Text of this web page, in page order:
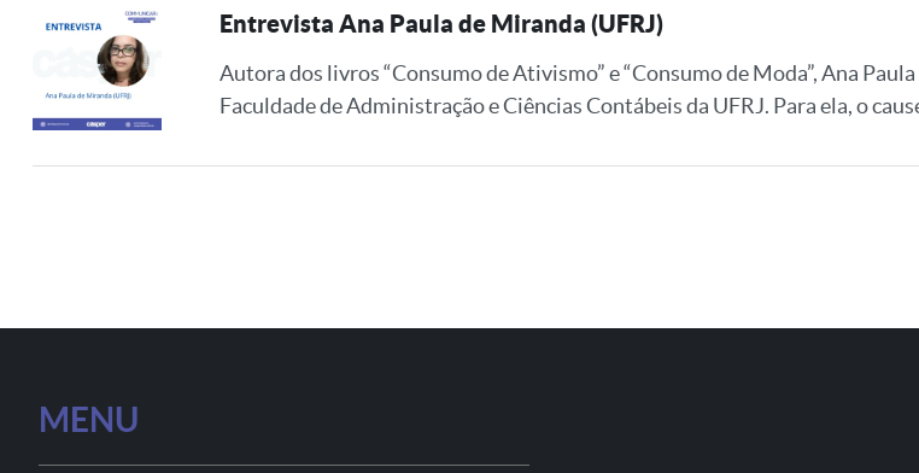
Entrevista Ana Paula de Miranda (UFRJ)
Autora dos livros “Consumo de Ativismo” e “Consumo de Moda”, Ana
Faculdade de Administração e Ciências Contábeis da UFRJ. Para ela, o
MENU